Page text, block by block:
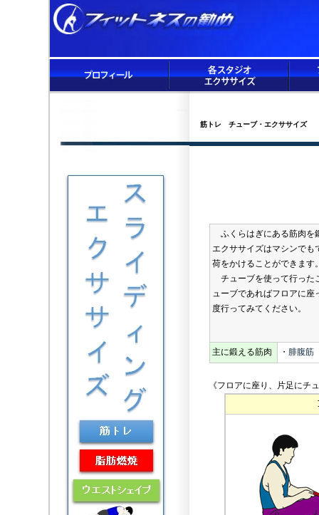
筋トレ チューブ・エクササイズ
ふくらはぎにある筋肉を
エクササイズはマシンでも
荷をかけることができます
チューブを使って行った
ューブであればフロアに座
度行ってみてください。
主に鍛える筋肉 ・ 腓腹筋
《フロアに座り、片足にチ